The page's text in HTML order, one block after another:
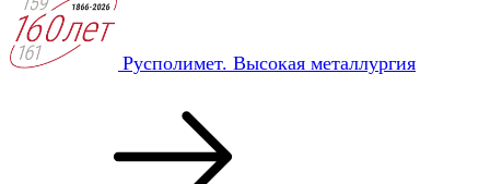
Русполимет. Высокая металлургия